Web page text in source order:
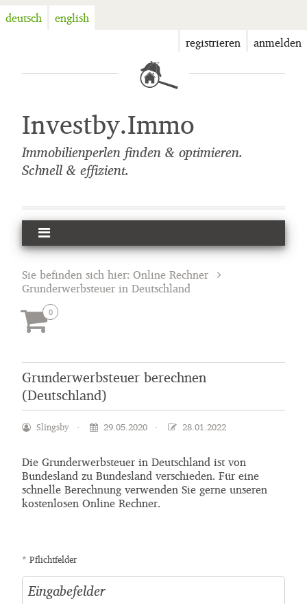
deutsch
english
registrieren
anmelden
Investby.Immo
Immobilienperlen finden & optimieren.
Schnell & effizient.
Sie befinden sich hier: Online Rechner
Grunderwerbsteuer in Deutschland
Grunderwerbsteuer berechnen
(Deutschland)
Slingsby 29.05.2020 28.01.2022
Die Grunderwerbsteuer in Deutschland ist von
Bundesland zu Bundesland verschieden. Für eine
schnelle Berechnung verwenden Sie gerne unseren
kostenlosen Online Rechner.
* Pflichtfelder
Eingabefelder